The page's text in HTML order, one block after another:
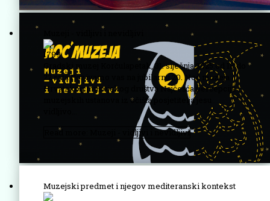
1799
Gradski muzej Korčulapetak, 31. siječnja 2025.od 18 do
22 sata Pozivamo vas na jubilarnu 20. Noć muzeja
Hrvatskog muzejskog društva Najčešća percepcija
muzejskih ustanova iz očišta posjetitelja jesu
Read more: Muzeji - vidljivi i nevidljivi
Muzejski predmet i njegov mediteranski kontekst